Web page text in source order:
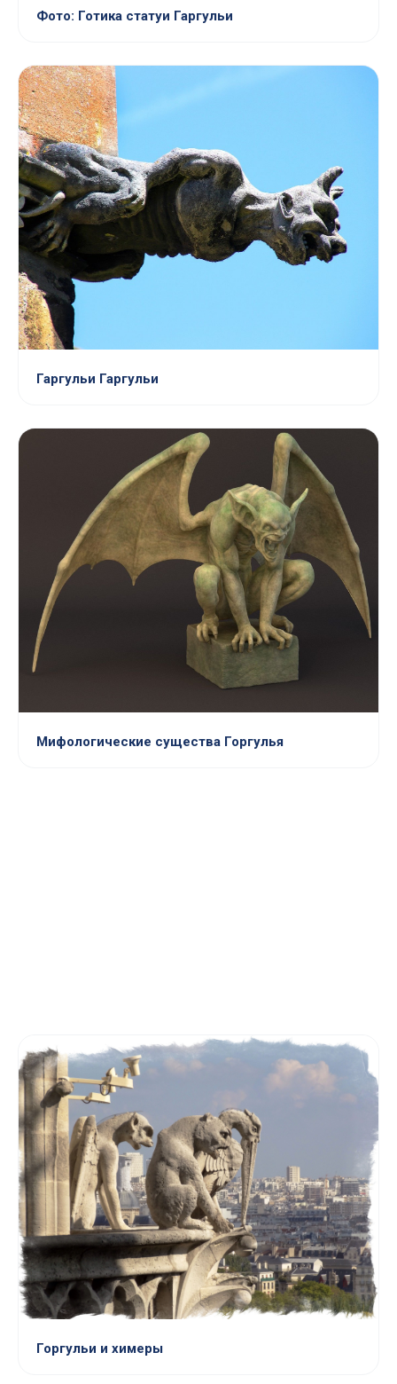
Фото: Готика статуи Гаргульи
Гаргульи Гаргульи
Мифологические существа Горгулья
Горгульи и химеры